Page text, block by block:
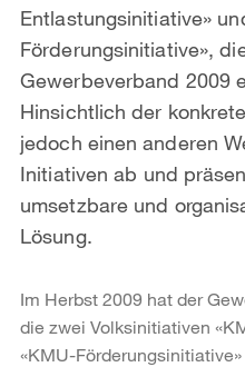
Entlastungsinitiative»
Förderungsinitiative»,
Gewerbeverband 2009
Hinsichtlich der
jedoch einen anderen
Initiativen ab und
umsetzbare und
Lösung.
Im Herbst 2009 hat der
die zwei Volksinitiativen
«KMU-